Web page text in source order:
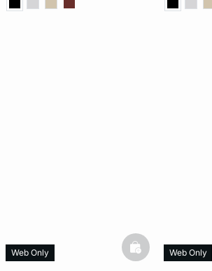
Web Only basketfullWeb Only